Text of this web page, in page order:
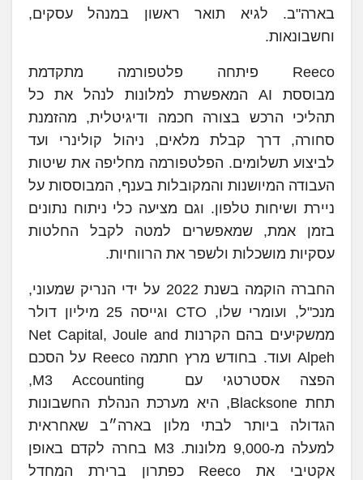
בארה"ב. לגיא תואר ראשון במנהל עסקים,
וחשבונאות.
Reeco פיתחה פלטפורמה מתקדמת
מבוססת AI המאפשרת למלונות לנהל את כל
תהליכי הרכש בצורה חכמה ודיגיטלית, מהזמנת
סחורה, דרך קבלת מלאים, ניהול קולינרי ועד
לביצוע תשלומים. הפלטפורמה מחליפה את שיטות
העבודה המיושנות והמקובלות בענף, המבוססות על
ניירת ושיחות טלפון. וגם מציעה כלי ניתוח נתונים
בזמן אמת, שמאפשרים למטה לקבל החלטות
עסקיות מושכלות ולשפר את הרווחיות.
החברה הוקמה בשנת 2022 על ידי הנריק שמעוני,
מנכ"ל, ועומרי שלו, CTO וגייסה 25 מיליון דולר
ממשקיעים בהם הקרנות Net Capital, Joule and
Alpeh ועוד. בחודש מרץ חתמה Reeco על הסכם
הפצה אסטרטגי עם M3 Accounting,
תחת Blacksone, היא מערכת הנהלת החשבונות
הגדולה ביותר לבתי מלון בארה״ב שאחראית
למעלה מ-9,000 מלונות. M3 בחרה לקדם באופן
אקטיבי את Reeco כפתרון ברירת המחדל